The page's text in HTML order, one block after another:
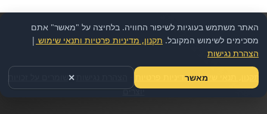
תקנון, תנאי שימוש ומדיניות פרטיות -
יוצרים
האתר משתמש בעוגיות לשיפור החוויה. בלחיצה על "מאשר" אתם
מסכימים לשימוש המקובל. תקנון, מדיניות פרטיות ותנאי שימוש |
הצהרת נגישות
מאשר ✕